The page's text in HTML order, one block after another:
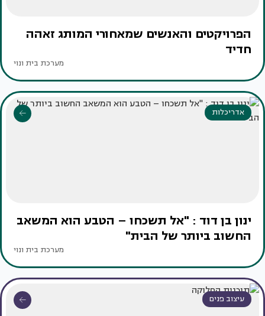
הפרויקטים והאנשים שמאחורי המותג זאהה
חדיד
מערכת בית ונוי
אדריכלות
ינון בן דוד : "אל תשכחו – הטבע הוא המשאב
החשוב ביותר של הבית"
מערכת בית ונוי
עיצוב פנים